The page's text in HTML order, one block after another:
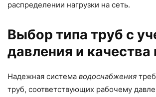
распределении нагрузки на сеть.
Выбор типа труб с
давления и
Надежная система водоснабжения
труб, соответствующих рабочему